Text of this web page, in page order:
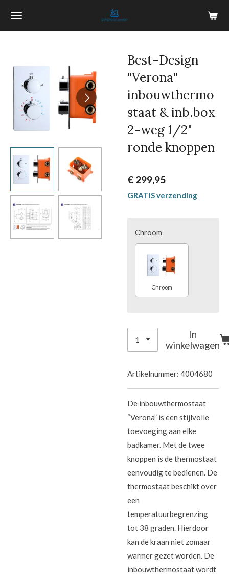
Ga
hoofdinhoud
Best-Design
"Verona"
inbouwthermo
staat & inb.box
2-weg 1/2"
ronde knoppen
€ 299,95
GRATIS verzending
Chroom
Chroom
In
winkelwagen
Artikelnummer: 4004680
De inbouwthermostaat
“Verona” is een stijlvolle
toevoeging aan elke
badkamer. Met de twee
knoppen is de thermostaat
eenvoudig te bedienen. De
thermostaat beschikt over
een
temperatuurbegrenzing
tot 38 graden. Hierdoor
kan de kraan niet zomaar
warmer gezet worden. De
inbouwthermostaat wordt